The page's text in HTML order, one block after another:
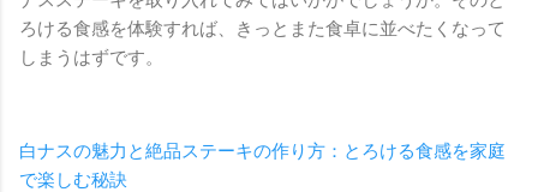
ろける食感を体験すれば、きっとまた食卓に並べたくなって
しまうはずです。
白ナスの魅力と絶品ステーキの作り方：とろける食感を家庭
で楽しむ秘訣